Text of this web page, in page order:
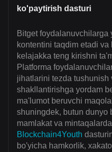
ko'paytirish dasturi
Bitget foydalanuvchilarga
kontentini taqdim etadi
kelajakka teng kirishni
Platforma
jihatlarini tezda
shakllantirishga yordam
ma'lumot beruvchi
shuningdek, butun dunyo
mamlakat va
Blockchain4Youth
bo'yicha hamkorlik,